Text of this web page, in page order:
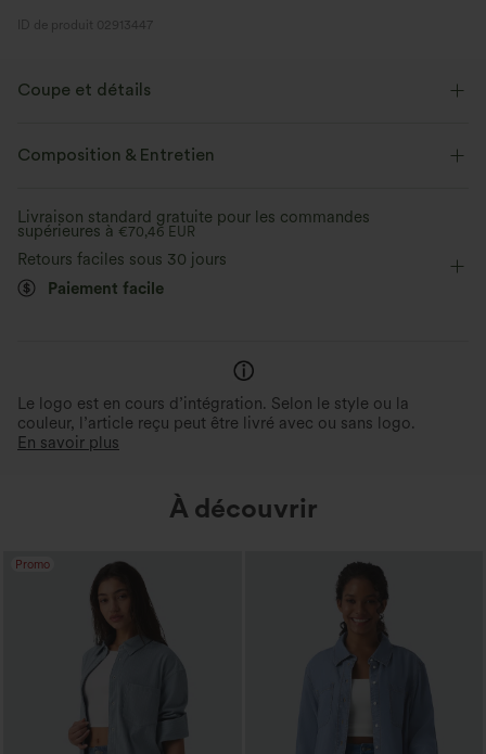
ID de produit 02913447
Coupe et détails
Coupe classique Dos plissé
Longueur hanches Demi-manches
Composition & Entretien
Livraison standard gratuite pour les commandes
supérieures à €70,46 EUR
Retours faciles sous 30 jours
Paiement facile
Le logo est en cours d’intégration. Selon le style ou la
couleur, l’article reçu peut être livré avec ou sans logo.
En savoir plus
À découvrir
Promo